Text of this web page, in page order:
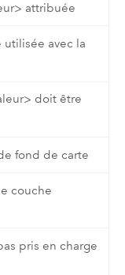
attribuée
avec la
doit être
fond de carte
couche
pris en charge